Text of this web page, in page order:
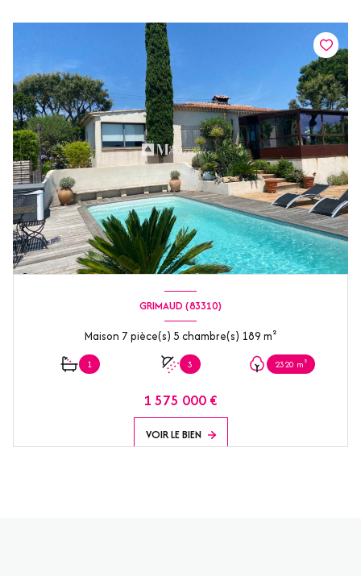
GRIMAUD (83310)
Maison 7 pièce(s) 5 chambre(s) 189 m²
1 3 2320 m²
1 575 000 €
VOIR LE BIEN